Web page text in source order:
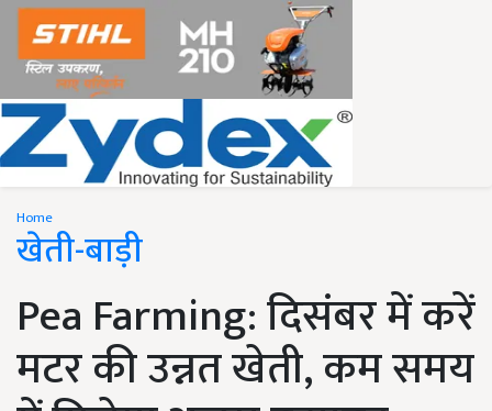
Home
खेती-बाड़ी
Pea Farming: दिसंबर में करें
मटर की उन्नत खेती, कम समय